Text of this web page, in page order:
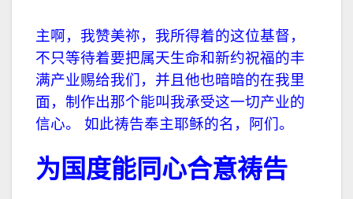
主啊，我赞美祢，我所得着的这位基督，
不只等待着要把属天生命和新约祝福的丰
满产业赐给我们，并且他也暗暗的在我里
面，制作出那个能叫我承受这一切产业的
信心。
如此祷告奉主耶稣的名，阿们。
为国度能同心合意祷告